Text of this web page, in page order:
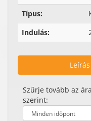
Típus:
Indulás:
Szűrje tovább az
szerint: